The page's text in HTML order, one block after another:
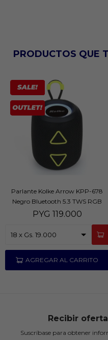
PRODUCTOS QUE
Parlante Kolke Arrow KPP-678
Negro Bluetooth 5.3 TWS RGB
Portátil - Negro
PYG 119.000
Recibir
Suscríbase para obtener